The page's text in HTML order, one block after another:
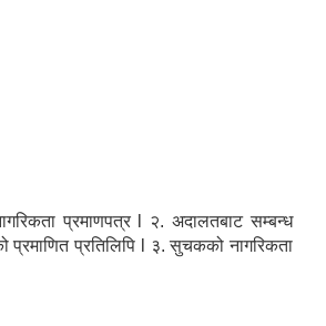
प्रमाणपत्र l २. अदालतबाट सम्बन्ध
प्रमाणित प्रतिलिपि l ३. सुचकको नागरिकता